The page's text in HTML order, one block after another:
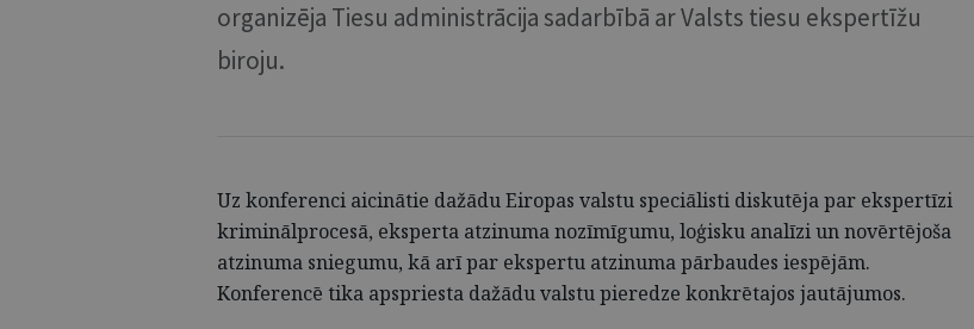
organizēja Tiesu administrācija sadarbībā ar Valsts tiesu ekspertīžu
biroju.
Uz konferenci aicinātie dažādu Eiropas valstu speciālisti diskutēja par ekspertīzi
kriminālprocesā, eksperta atzinuma nozīmīgumu, loģisku analīzi un novērtējoša
atzinuma sniegumu, kā arī par ekspertu atzinuma pārbaudes iespējām.
Konferencē tika apspriesta dažādu valstu pieredze konkrētajos jautājumos.